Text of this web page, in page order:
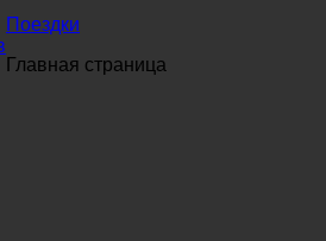
Поездки
Главная страница